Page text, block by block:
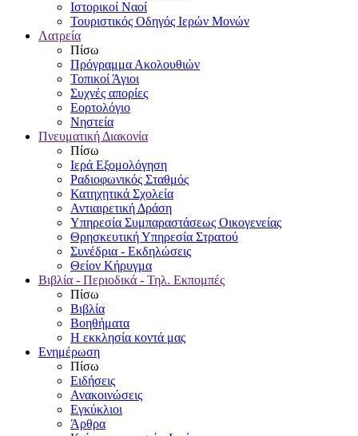
Ιστορικοί Ναοί
Τουριστικός Οδηγός Ιερών Μονών
Λατρεία
Πίσω
Πρόγραμμα Ακολουθιών
Τοπικοί Άγιοι
Συχνές απορίες
Εορτολόγιο
Νηστεία
Πνευματική Διακονία
Πίσω
Ιερά Εξομολόγηση
Ραδιοφωνικός Σταθμός
Κατηχητικά Σχολεία
Αντιαιρετική Δράση
Υπηρεσία Συμπαραστάσεως Οικογενείας
Θρησκευτική Υπηρεσία Στρατού
Συνέδρια - Εκδηλώσεις
Θείον Κήρυγμα
Βιβλία - Περιοδικά - Τηλ. Εκπομπές
Πίσω
Βιβλία
Βοηθήματα
Η εκκλησία κοντά μας
Ενημέρωση
Πίσω
Ειδήσεις
Ανακοινώσεις
Εγκύκλιοι
Άρθρα